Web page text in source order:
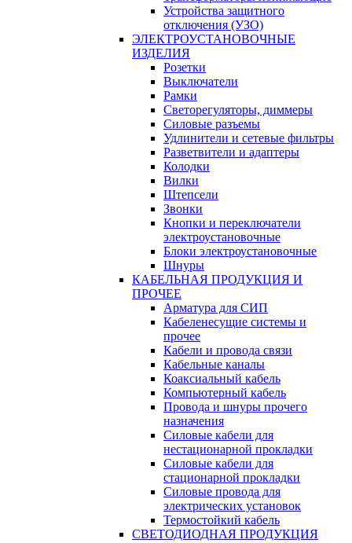
Устройства защитного
отключения (УЗО)
ЭЛЕКТРОУСТАНОВОЧНЫЕ
ИЗДЕЛИЯ
Розетки
Выключатели
Рамки
Светорегуляторы, диммеры
Силовые разъемы
Удлинители и сетевые фильтры
Разветвители и адаптеры
Колодки
Вилки
Штепсели
Звонки
Кнопки и переключатели
электроустановочные
Блоки электроустановочные
Шнуры
КАБЕЛЬНАЯ ПРОДУКЦИЯ И
ПРОЧЕЕ
Арматура для СИП
Кабеленесущие системы и
прочее
Кабели и провода связи
Кабельные каналы
Коаксиальный кабель
Компьютерный кабель
Провода и шнуры прочего
назначения
Силовые кабели для
нестационарной прокладки
Силовые кабели для
стационарной прокладки
Силовые провода для
электрических установок
Термостойкий кабель
СВЕТОДИОДНАЯ ПРОДУКЦИЯ